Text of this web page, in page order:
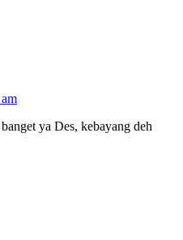
ya Des, kebayang deh